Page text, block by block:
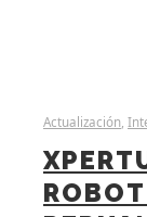
Actualización